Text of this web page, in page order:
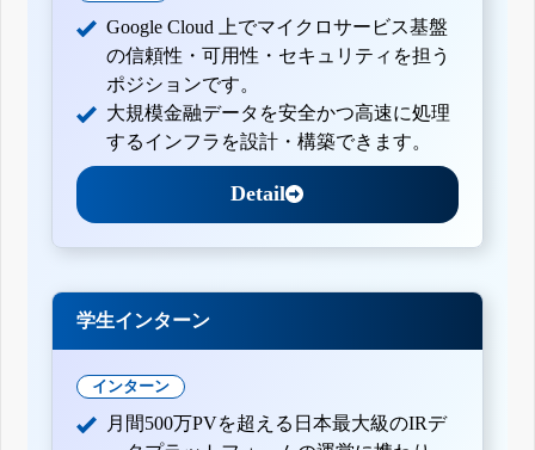
Google Cloud 上でマイクロサービス基盤
の信頼性・可用性・セキュリティを担う
ポジションです。
大規模金融データを安全かつ高速に処理
するインフラを設計・構築できます。
Detail
学生インターン
インターン
月間500万PVを超える日本最大級のIRデ